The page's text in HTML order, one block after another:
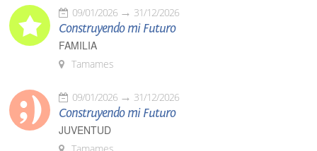
09/01/2026 31/12/2026
Construyendo mi Futuro
FAMILIA
Tamames
09/01/2026 31/12/2026
Construyendo mi Futuro
JUVENTUD